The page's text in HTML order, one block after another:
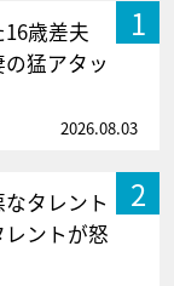
1
歳差夫
猛アタッ
2026.08.03
2
タレント
ントが怒